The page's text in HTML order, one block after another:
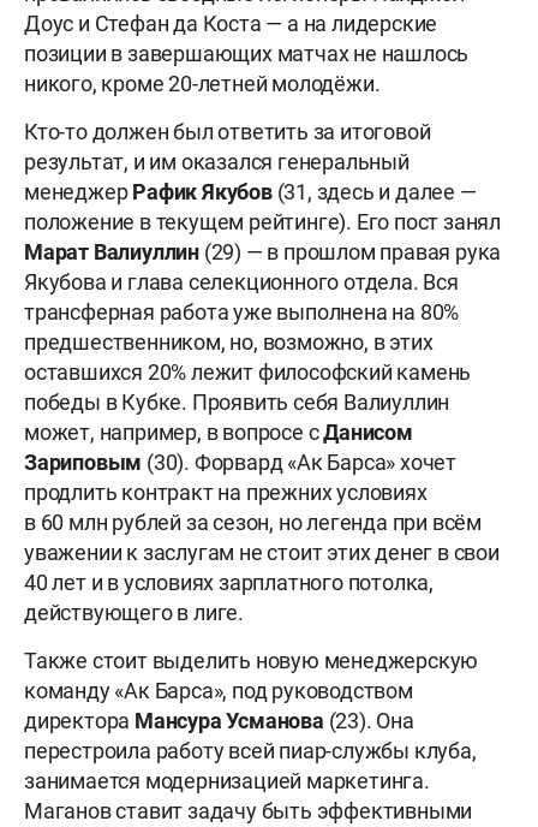
Доус и Стефан да Коста — а на лидерские
позиции в завершающих матчах не нашлось
никого, кроме 20-летней молодёжи.
Кто-то должен был ответить за итоговой
результат, и им оказался генеральный
менеджерРафикЯкубов (31, здесь и далее —
положение в текущем рейтинге). Его пост занял
Марат Валиуллин (29) — в прошлом правая рука
Якубова и глава селекционного отдела. Вся
трансферная работа уже выполнена на 80%
предшественником, но, возможно, в этих
оставшихся 20% лежит философский камень
победы в Кубке. Проявить себя Валиуллин
может, например, в вопросе сДанисом
Зариповым (30). Форвард «Ак Барса» хочет
продлить контракт на прежних условиях
в 60 млн рублей за сезон, но легенда при всём
уважении к заслугам не стоит этих денег в свои
40 лет и в условиях зарплатного потолка,
действующего в лиге.
Также стоит выделить новую менеджерскую
команду «Ак Барса», под руководством
директора МансураУсманова (23). Она
перестроила работу всей пиар-службы клуба,
занимается модернизацией маркетинга.
Маганов ставит задачу быть эффективными